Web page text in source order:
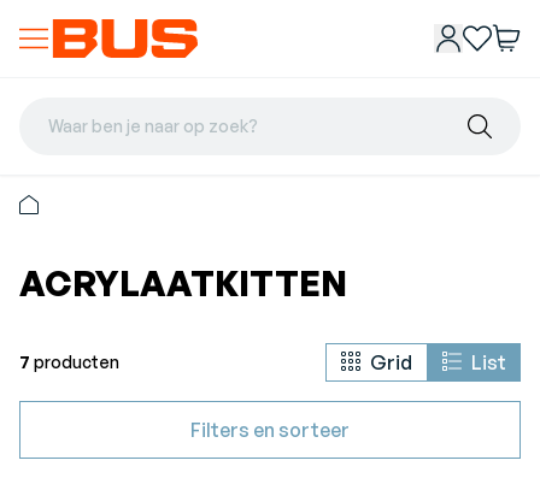
Waar ben je naar op zoek?
ACRYLAATKITTEN
7 producten Grid List
Filters en sorteer